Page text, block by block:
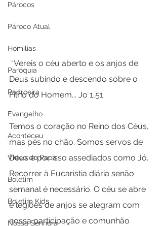
Párocos
Pároco Atual
Homilias
Paróquia
Padroeira
Evangelho
Aconteceu
Video do Papa
Boletim
Boletim Kids
Nossa Senhora
Deus subindo e descendo sobre o
Filho do Homem... Jo 1,51
Temos o coração no Reino dos Céus,
mas pés no chão. Somos servos de
Deus e por isso assediados como Jó.
Recorrer à Eucaristia diária senão
semanal é necessário. O céu se abre
e legiões de anjos se alegram com
nossa participação e comunhão